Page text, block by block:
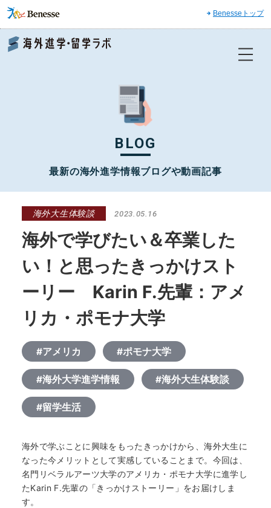
Benesseトップ
BLOG
最新の海外進学情報ブログや動画記事
海外大生体験談 2023.05.16
海外で学びたい＆卒業した
い！と思ったきっかけスト
ーリー Karin F.先輩：アメ
リカ・ポモナ大学
#アメリカ #ポモナ大学
#海外大学進学情報 #海外大生体験談
#留学生活
海外で学ぶことに興味をもったきっかけから、海外大生に
なった今メリットとして実感していることまで。今回は、
名門リベラルアーツ大学のアメリカ・ポモナ大学に進学し
たKarin F.先輩の「きっかけストーリー」をお届けしま
す。